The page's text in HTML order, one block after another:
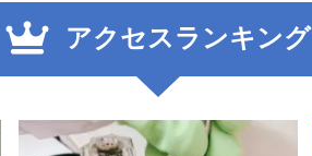
アクセスランキング
2